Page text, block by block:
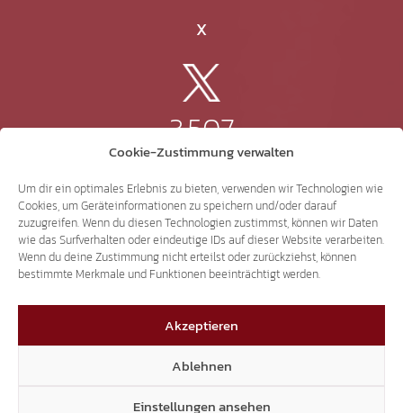
Cookie-Zustimmung verwalten
Um dir ein optimales Erlebnis zu bieten, verwenden wir Technologien wie
Cookies, um Geräteinformationen zu speichern und/oder darauf
zuzugreifen. Wenn du diesen Technologien zustimmst, können wir Daten
wie das Surfverhalten oder eindeutige IDs auf dieser Website verarbeiten.
Wenn du deine Zustimmung nicht erteilst oder zurückziehst, können
bestimmte Merkmale und Funktionen beeinträchtigt werden.
Akzeptieren
Ablehnen
Einstellungen ansehen
X
3.507
Threads
3.401
YouTube